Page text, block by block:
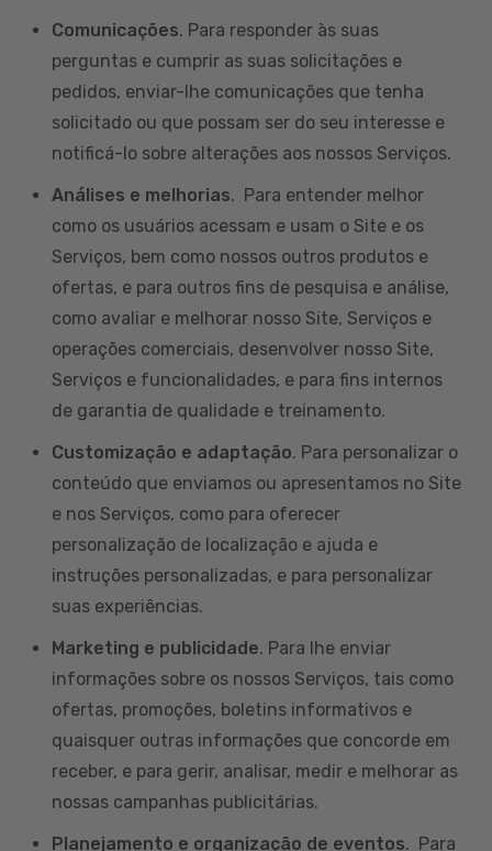
Comunicações. Para responder às suas
perguntas e cumprir as suas solicitações e
pedidos, enviar-lhe comunicações que tenha
solicitado ou que possam ser do seu interesse e
notificá-lo sobre alterações aos nossos Serviços.
Análises e melhorias. Para entender melhor
como os usuários acessam e usam o Site e os
Serviços, bem como nossos outros produtos e
ofertas, e para outros fins de pesquisa e análise,
como avaliar e melhorar nosso Site, Serviços e
operações comerciais, desenvolver nosso Site,
Serviços e funcionalidades, e para fins internos
de garantia de qualidade e treinamento.
Customização e adaptação. Para personalizar o
conteúdo que enviamos ou apresentamos no Site
e nos Serviços, como para oferecer
personalização de localização e ajuda e
instruções personalizadas, e para personalizar
suas experiências.
Marketing e publicidade. Para lhe enviar
informações sobre os nossos Serviços, tais como
ofertas, promoções, boletins informativos e
quaisquer outras informações que concorde em
receber, e para gerir, analisar, medir e melhorar as
nossas campanhas publicitárias.
Planejamento e organização de eventos. Para